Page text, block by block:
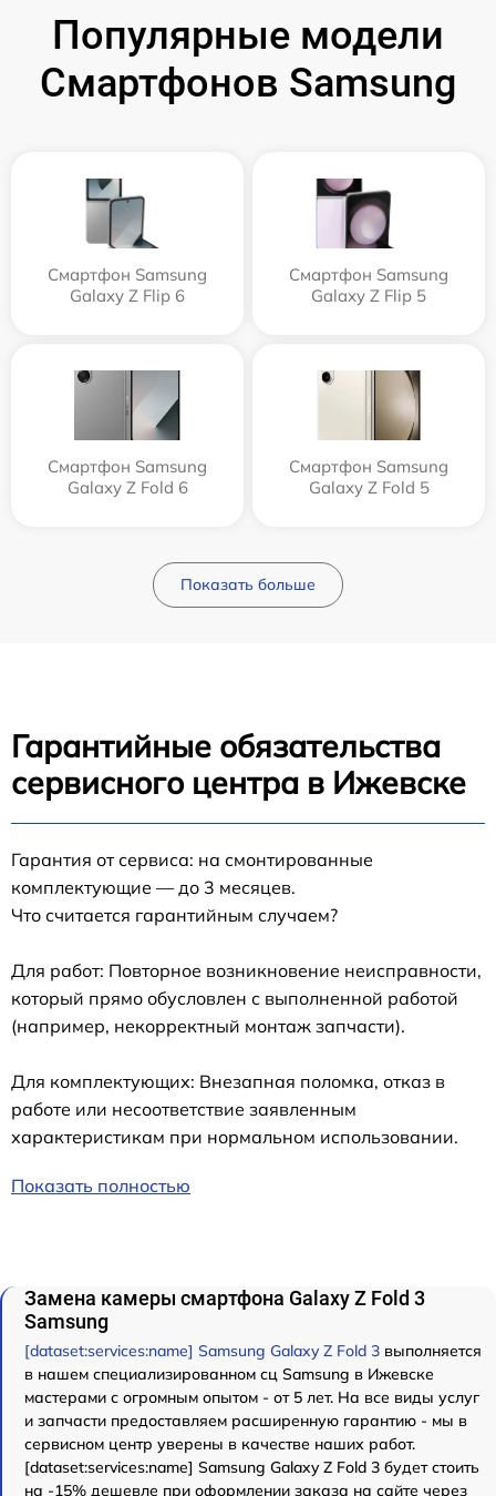
Популярные модели
Смартфонов Samsung
Смартфон Samsung
Galaxy Z Flip 6
Смартфон Samsung
Galaxy Z Flip 5
Смартфон Samsung
Galaxy Z Fold 6
Смартфон Samsung
Galaxy Z Fold 5
Показать больше
Гарантийные обязательства
сервисного центра в Ижевске
Гарантия от сервиса: на смонтированные
комплектующие — до 3 месяцев.
Что считается гарантийным случаем?
Для работ: Повторное возникновение неисправности,
который прямо обусловлен с выполненной работой
(например, некорректный монтаж запчасти).
Для комплектующих: Внезапная поломка, отказ в
работе или несоответствие заявленным
характеристикам при нормальном использовании.
Показать полностью
Замена камеры смартфона Galaxy Z Fold 3
Samsung
[dataset:services:name] Samsung Galaxy Z Fold 3 выполняется
в нашем специализированном сц Samsung в Ижевске
мастерами с огромным опытом - от 5 лет. На все виды услуг
и запчасти предоставляем расширенную гарантию - мы в
сервисном центр уверены в качестве наших работ.
[dataset:services:name] Samsung Galaxy Z Fold 3 будет стоить
на -15% дешевле при оформлении заказа на сайте через